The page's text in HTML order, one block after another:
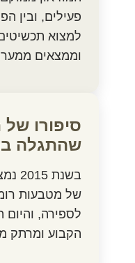
פעילים, ובין
למצוא
וממצאים
סיפורו של
שהתגלה
לספירה,
הקבוע ומרתק